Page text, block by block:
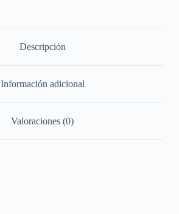
Descripción
Información adicional
Valoraciones (0)